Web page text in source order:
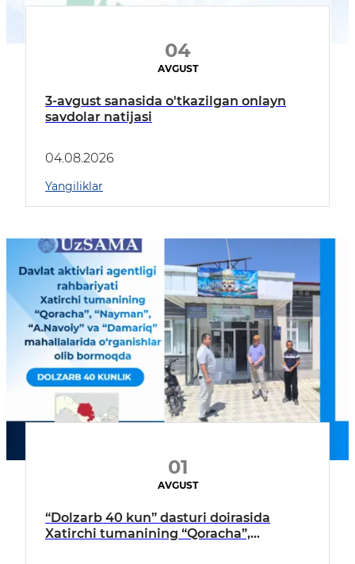
04
AVGUST
3-avgust sanasida o'tkazilgan onlayn
savdolar natijasi
04.08.2026
Yangiliklar
01
AVGUST
“Dolzarb 40 kun” dasturi doirasida
Xatirchi tumanining “Qoracha”,